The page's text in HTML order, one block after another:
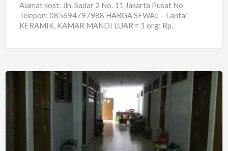
Alamat kost: Jln. Sadar 2 No. 11 Jakarta Pusat No
Telepon: 085694797988 HARGA SEWA:: – Lantai
KERAMIK, KAMAR MANDI LUAR = 1 org: Rp.
Kost-